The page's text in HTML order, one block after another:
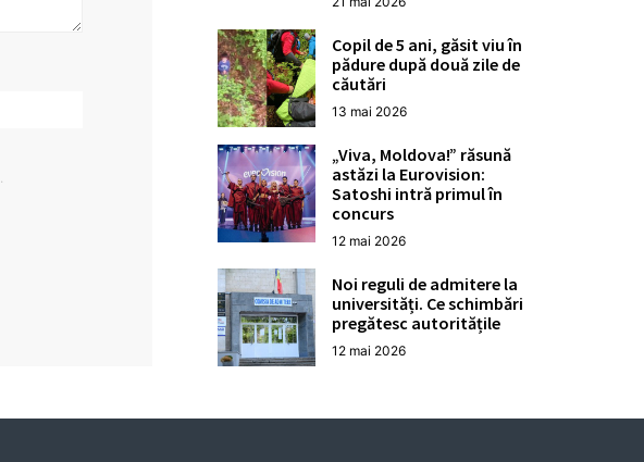
Copil de 5 ani, găsit viu în
pădure după două zile de
căutări
13 mai 2026
„Viva, Moldova!” răsună
astăzi la Eurovision:
Satoshi intră primul în
concurs
12 mai 2026
Noi reguli de admitere la
universități. Ce schimbări
pregătesc autoritățile
12 mai 2026